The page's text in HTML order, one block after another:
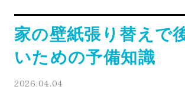
家の壁紙張り替えで
いための予備知識
2026.04.04